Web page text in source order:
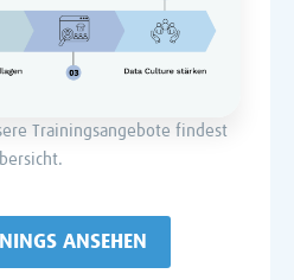
Trainingsangebote findest
ANSEHEN